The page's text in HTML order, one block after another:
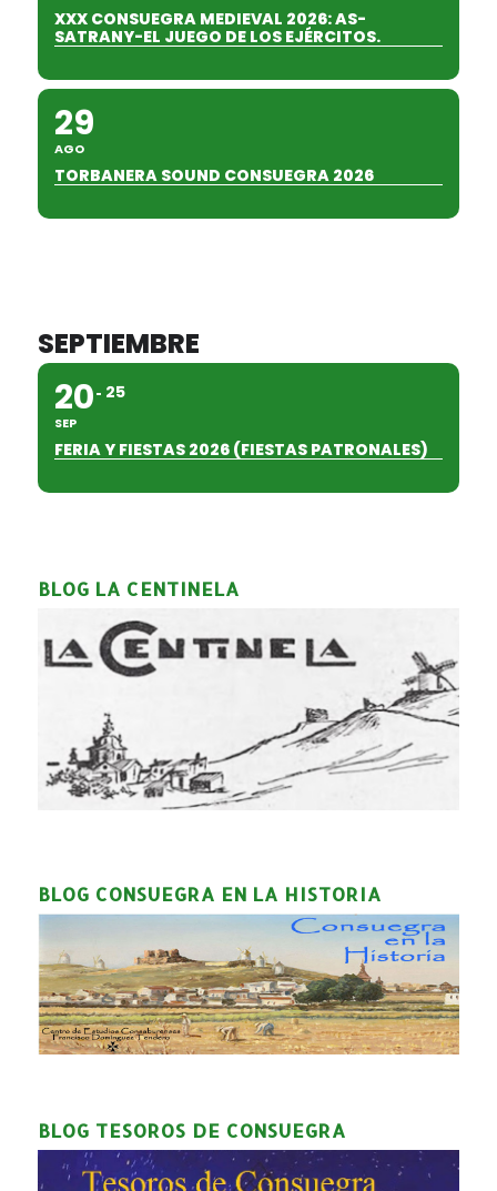
XXX CONSUEGRA MEDIEVAL 2026: AS-
SATRANY-EL JUEGO DE LOS EJÉRCITOS.
29
AGO
TORBANERA SOUND CONSUEGRA 2026
SEPTIEMBRE
20
SEP
25
FERIA Y FIESTAS 2026 (FIESTAS PATRONALES)
BLOG LA CENTINELA
BLOG CONSUEGRA EN LA HISTORIA
BLOG TESOROS DE CONSUEGRA